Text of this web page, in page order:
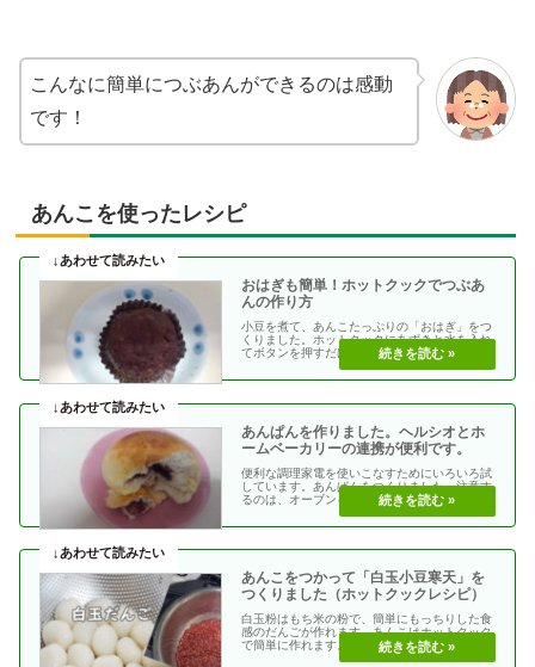
こんなに簡単につぶあんができるのは感動
です！
あんこを使ったレシピ
おはぎも簡単！ホットクックでつぶあ
んの作り方
小豆を煮て、あんこたっぷりの「おはぎ」をつ
くりました。ホットクックにあずきと水を入れ
てボタンを押すだけ。ほったらかしでできま
す。ビックリする・・
あんぱんを作りました。ヘルシオとホ
ームベーカリーの連携が便利です。
便利な調理家電を使いこなすためにいろいろ試
しています。あんぱんをつくりました。注意す
るのは、オーブンを予熱するとき。つい、流れ
でパンを入れて・・
あんこをつかって「白玉小豆寒天」を
つくりました（ホットクックレシピ）
白玉粉はもち米の粉で、簡単にもっちりした食
感のだんごが作れます。あんこはホットクック
で簡単に作れます。冬はしるこ、夏は冷やして
いただきます。・・